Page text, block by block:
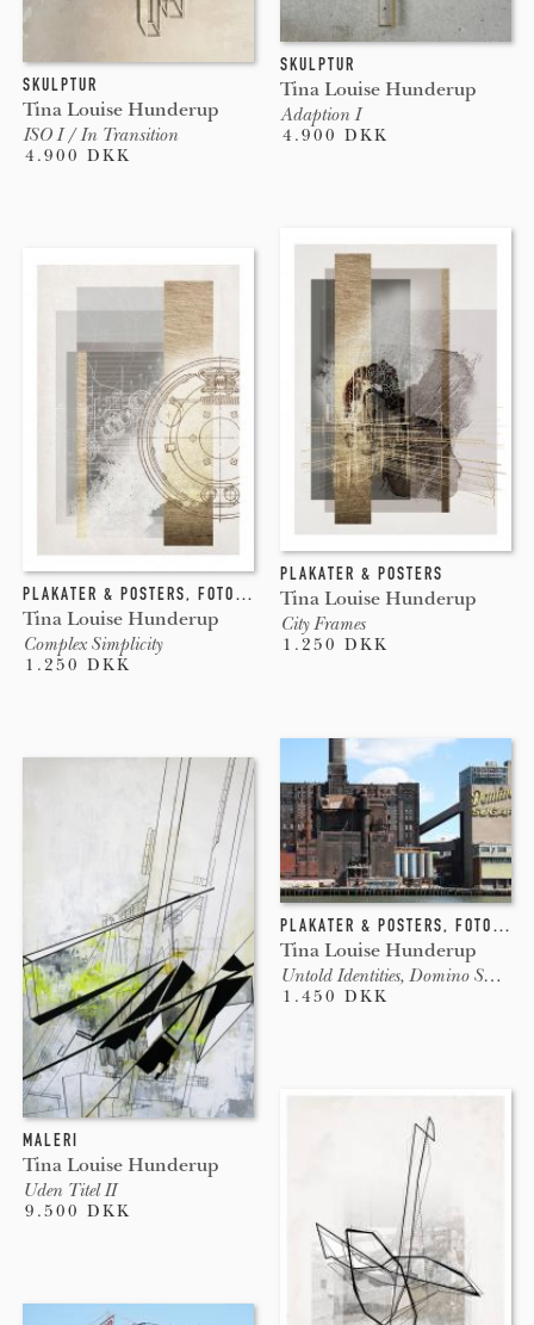
SKULPTUR
Tina Louise Hunderup
Adaption I
4.900 DKK
SKULPTUR
Tina Louise Hunderup
ISO I / In Transition
4.900 DKK
PLAKATER & POSTERS
Tina Louise Hunderup
City Frames
1.250 DKK
PLAKATER & POSTERS, FOTOGRAFI ,COLLAGE
Tina Louise Hunderup
Complex Simplicity
1.250 DKK
PLAKATER & POSTERS, FOTOGRAFI
Tina Louise Hunderup
Untold Identities, Domino Sugar
1.450 DKK
MALERI
Tina Louise Hunderup
Uden Titel II
9.500 DKK